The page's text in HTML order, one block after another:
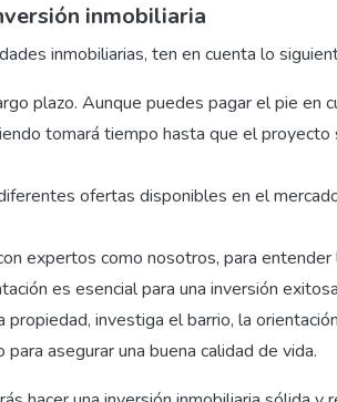
inmobiliaria
inmobiliarias, ten en cuenta lo
plazo. Aunque puedes pagar el pie en
tomará tiempo hasta que el proyecto
ofertas disponibles en el
expertos como nosotros, para
es esencial para una inversión
investiga el barrio, la
asegurar una buena calidad de vida.